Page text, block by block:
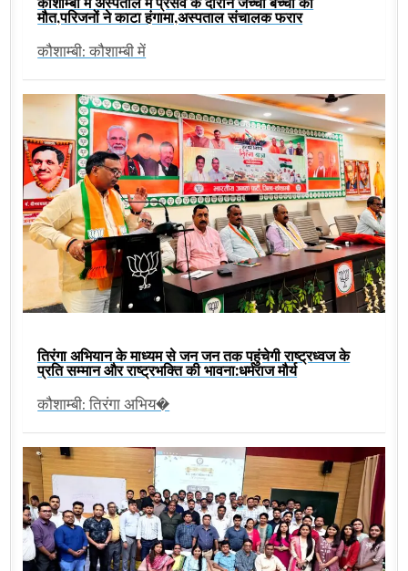
मौत,परिजनों ने काटा हंगामा,अस्पताल संचालक फरार
कौशाम्बी: कौशाम्बी में
तिरंगा अभियान के माध्यम से जन जन तक पहुंचेगी राष्ट्रध्वज के
प्रति सम्मान और राष्ट्रभक्ति की भावना:धर्मराज मौर्य
कौशाम्बी: तिरंगा अभिय�